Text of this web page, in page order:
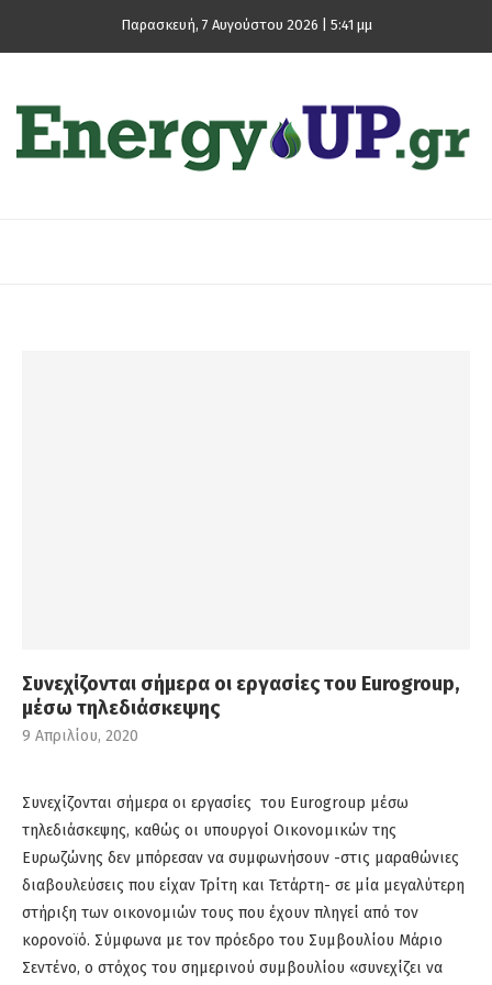
Παρασκευή, 7 Αυγούστου 2026 | 5:41 μμ
Συνεχίζονται σήμερα οι εργασίες του Eurogroup,
μέσω τηλεδιάσκεψης
9 Απριλίου, 2020
Συνεχίζονται σήμερα οι εργασίες του Eurogroup μέσω
τηλεδιάσκεψης, καθώς οι υπουργοί Οικονομικών της
Ευρωζώνης δεν μπόρεσαν να συμφωνήσουν -στις μαραθώνιες
διαβουλεύσεις που είχαν Τρίτη και Τετάρτη- σε μία μεγαλύτερη
στήριξη των οικονομιών τους που έχουν πληγεί από τον
κορονοϊό. Σύμφωνα με τον πρόεδρο του Συμβουλίου Μάριο
Σεντένο, ο στόχος του σημερινού συμβουλίου «συνεχίζει να